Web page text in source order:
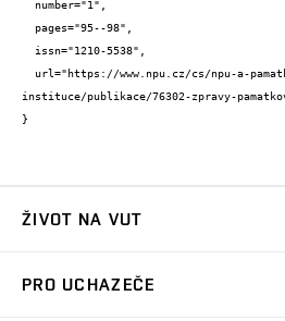
instituce/publikace/76302-zpravy-
}
ŽIVOT NA VUT
PRO UCHAZEČE